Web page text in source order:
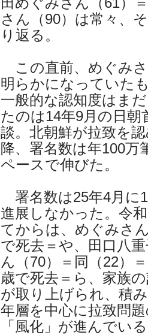
さん（90）は常々、
り返る。
この直前、めぐみ
明らかになっていた
一般的な認知度はま
たのは14年9月の日朝
談。北朝鮮が拉致を
降、署名数は年100万
ペースで伸びた。
署名数は25年4月に
進展しなかった。令
てからは、めぐみさ
で死去＝や、田口八
ん（70）＝同（22）
歳で死去＝ら、家族
が取り上げられ、積
年層を中心に拉致問
「風化」が進んでい